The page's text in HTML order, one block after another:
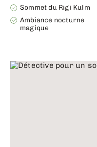
Sommet du Rigi Kulm
Ambiance nocturne
magique